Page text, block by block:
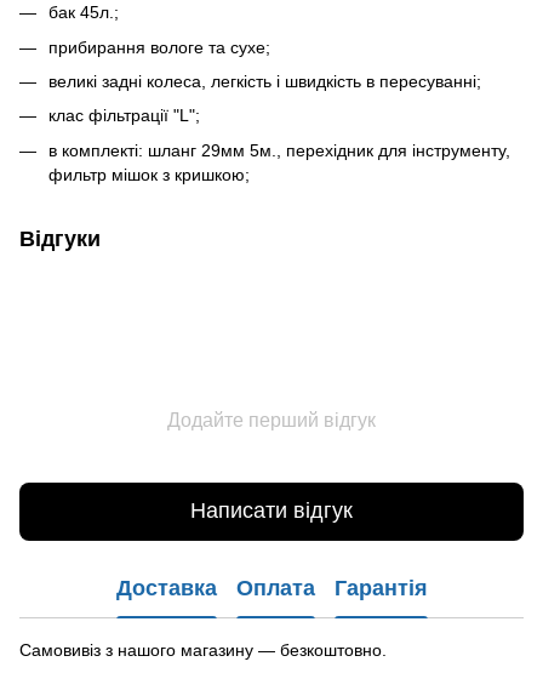
бак 45л.;
прибирання вологе та сухе;
великі задні колеса, легкість і швидкість в пересуванні;
клас фільтрації "L";
в комплекті: шланг 29мм 5м., перехідник для інструменту,
фильтр мішок з кришкою;
Відгуки
Додайте перший відгук
Написати відгук
Доставка Оплата Гарантія
Самовивіз з нашого магазину — безкоштовно.